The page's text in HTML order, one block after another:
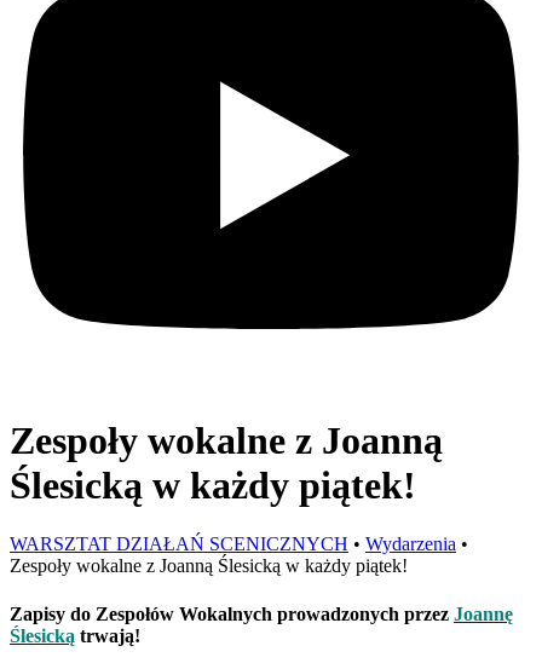
Zespoły wokalne z Joanną
Ślesicką w każdy piątek!
WARSZTAT DZIAŁAŃ SCENICZNYCH • Wydarzenia •
Zespoły wokalne z Joanną Ślesicką w każdy piątek!
Zapisy do Zespołów Wokalnych prowadzonych przez Joannę
Ślesicką trwają!